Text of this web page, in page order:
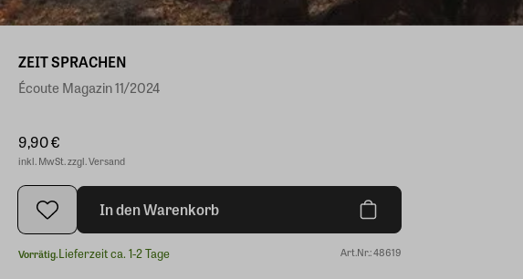
ZEIT SPRACHEN
Écoute Magazin 11/2024
9,90 €
inkl. MwSt. zzgl. Versand
In den Warenkorb
Vorrätig.Lieferzeit ca. 1-2 Tage Art.Nr.: 48619